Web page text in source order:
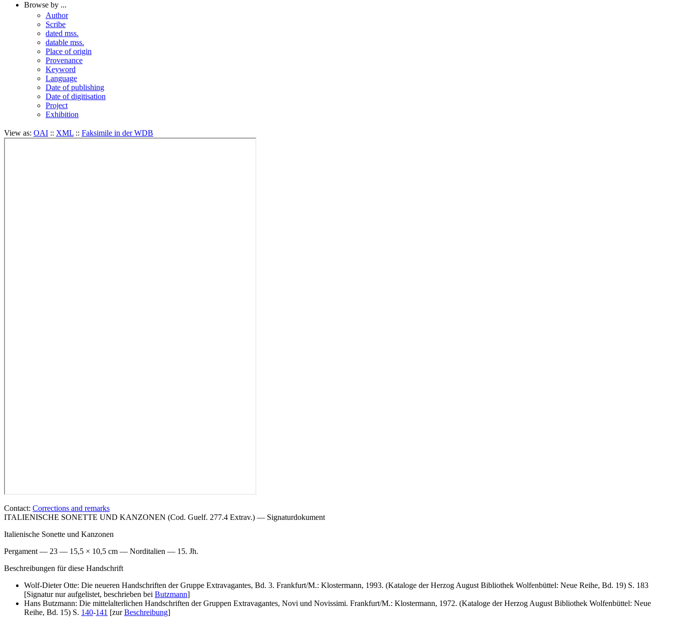
Browse by ...
Author
Scribe
dated mss.
datable mss.
Place of origin
Provenance
Keyword
Language
Date of publishing
Date of digitisation
Project
Exhibition
View as: OAI :: XML :: Faksimile in der WDB
Contact: Corrections and remarks
ITALIENISCHE SONETTE UND KANZONEN (Cod. Guelf. 277.4 Extrav.) — Signaturdokument
Italienische Sonette und Kanzonen
Pergament — 23 — 15,5 × 10,5 cm — Norditalien — 15. Jh.
Beschreibungen für diese Handschrift
Wolf-Dieter Otte: Die neueren Handschriften der Gruppe Extravagantes, Bd. 3. Frankfurt/M.: Klostermann, 1993. (Kataloge der Herzog August Bibliothek Wolfenbüttel: Neue Reihe, Bd. 19) S. 183
[Signatur nur aufgelistet, beschrieben bei Butzmann]
Hans Butzmann: Die mittelalterlichen Handschriften der Gruppen Extravagantes, Novi und Novissimi. Frankfurt/M.: Klostermann, 1972. (Kataloge der Herzog August Bibliothek Wolfenbüttel: Neue
Reihe, Bd. 15) S. 140-141 [zurBeschreibung]